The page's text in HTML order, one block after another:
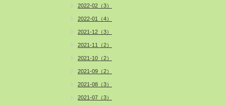
2022-02（3）
2022-01（4）
2021-12（3）
2021-11（2）
2021-10（2）
2021-09（2）
2021-08（3）
2021-07（3）